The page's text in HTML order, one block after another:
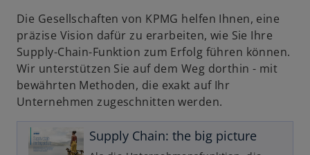
Die Gesellschaften von KPMG helfen Ihnen, eine
präzise Vision dafür zu erarbeiten, wie Sie Ihre
Supply-Chain-Funktion zum Erfolg führen können.
Wir unterstützen Sie auf dem Weg dorthin - mit
bewährten Methoden, die exakt auf Ihr
Unternehmen zugeschnitten werden.
Supply Chain: the big picture
d
i
n
e
i
n
e
r